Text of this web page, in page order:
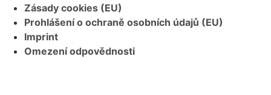
Zásady cookies (EU)
Prohlášení o ochraně osobních údajů (EU)
Imprint
Omezení odpovědnosti